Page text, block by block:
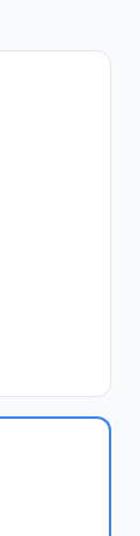
ouder.
mits de
en